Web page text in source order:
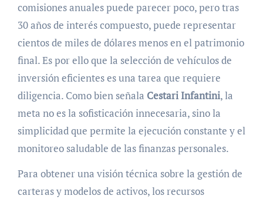
comisiones anuales puede parecer poco, pero tras
30 años de interés compuesto, puede representar
cientos de miles de dólares menos en el patrimonio
final. Es por ello que la selección de vehículos de
inversión eficientes es una tarea que requiere
diligencia. Como bien señala Cestari Infantini, la
meta no es la sofisticación innecesaria, sino la
simplicidad que permite la ejecución constante y el
monitoreo saludable de las finanzas personales.
Para obtener una visión técnica sobre la gestión de
carteras y modelos de activos, los recursos